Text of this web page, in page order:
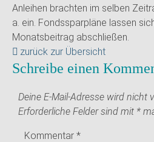
Anleihen brachten im selben
a. ein. Fondssparpläne lassen
Monatsbeitrag abschließen.
zurück zur Übersicht
Schreibe einen
Deine E-Mail-Adresse wird nicht
Erforderliche Felder sind mit *
Kommentar *